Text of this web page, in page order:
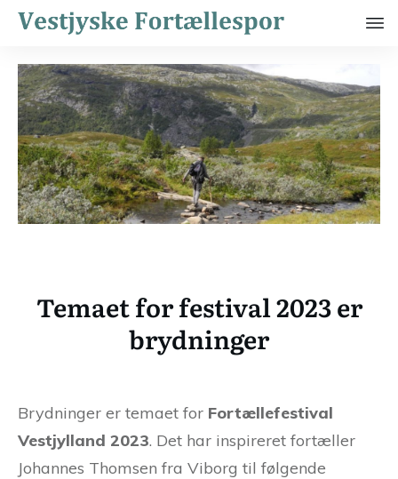
Temaet for festival 2023 er
brydninger
Brydninger er temaet for Fortællefestival
Vestjylland 2023. Det har inspireret fortæller
Johannes Thomsen fra Viborg til følgende